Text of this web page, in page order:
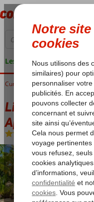
Les garanties de vacances
Curaçao Jan Thiel Baai
Livingstone
Appartementen
Logement-Villa